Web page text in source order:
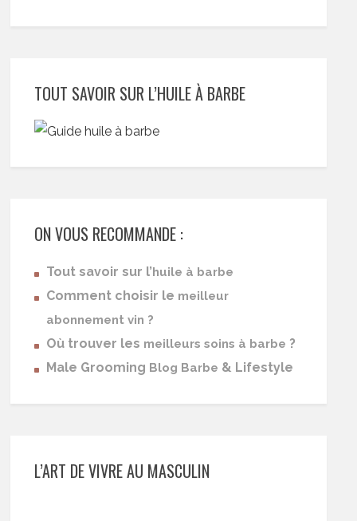
TOUT SAVOIR SUR L’HUILE À BARBE
ON VOUS RECOMMANDE :
Tout savoir sur l’huile à barbe
Comment choisir le meilleur
abonnement vin ?
Où trouver les meilleurs soins à barbe ?
Male Grooming Blog Barbe & Lifestyle
L’ART DE VIVRE AU MASCULIN